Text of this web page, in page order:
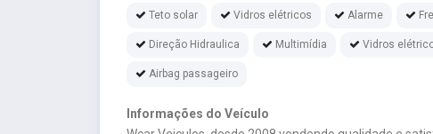
Teto solar Vidros elétricos Alarme
Direção Hidraulica Multimídia Vidros
Airbag passageiro
Informações do Veículo